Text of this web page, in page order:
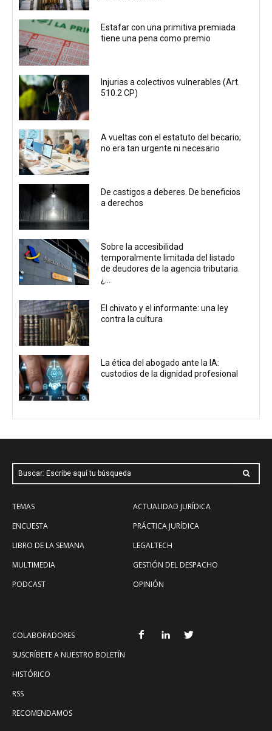
Estafar con una primitiva premiada
tiene una pena como premio
Injurias a colectivos vulnerables (Art.
510.2 CP)
A vueltas con el estatuto del becario;
no era tan urgente ni necesario
De castigos a deberes. De beneficios
a derechos
Sobre la accesibilidad
temporalmente limitada del listado
de deudores de la agencia tributaria.
¿...
El chivato y el informante: una ley
contra la cultura
La ética del abogado ante la IA:
custodios de la dignidad profesional
Buscar: Escribe aquí tu búsqueda
TEMAS
ENCUESTA
LIBRO DE LA SEMANA
MULTIMEDIA
PODCAST
ACTUALIDAD JURÍDICA
PRÁCTICA JURÍDICA
LEGALTECH
GESTIÓN DEL DESPACHO
OPINIÓN
COLABORADORES
SUSCRÍBETE A NUESTRO BOLETÍN
HISTÓRICO
RSS
RECOMENDAMOS